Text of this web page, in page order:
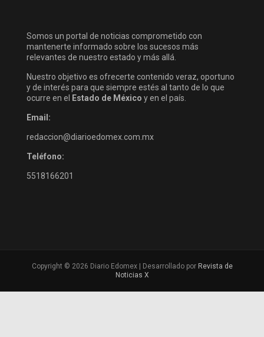
Somos un portal de noticias comprometido con
mantenerte informado sobre los sucesos más
relevantes de nuestro estado y más allá.
Nuestro objetivo es ofrecerte contenido veraz, oportuno
y de interés para que siempre estés al tanto de lo que
ocurre en el
Estado de México y en el país.
Email:
redaccion@diarioedomex.com.mx
Teléfono:
5518166201
Copyright © 2026 Diario Edomex | Desarrollado por Revista de
Noticias X